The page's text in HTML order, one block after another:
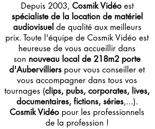
Depuis 2003, Cosmik Vidéoest
spécialiste de la location de matériel
audiovisuel de qualité aux meilleurs
prix. Toute l'équipe de Cosmik Vidéo est
heureuse de vous accueillir dans
son nouveau local de 218m2 porte
d'Aubervilliers pour vous conseiller et
vous accompagner dans tous vos
tournages (clips, pubs, corporates, lives,
documentaires, fictions, séries,...).
Cosmik Vidéo pour les professionnels
de la profession !